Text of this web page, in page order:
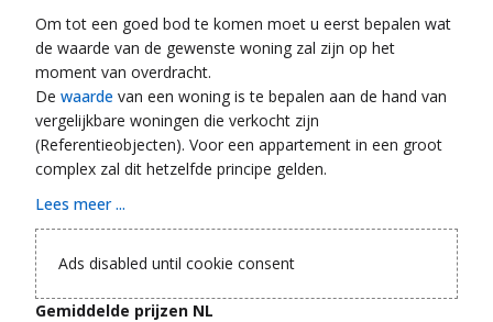
Om tot een goed bod te komen moet u eerst bepalen wat
de waarde van de gewenste woning zal zijn op het
moment van overdracht.
De waarde van een woning is te bepalen aan de hand van
vergelijkbare woningen die verkocht zijn
(Referentieobjecten). Voor een appartement in een groot
complex zal dit hetzelfde principe gelden.
Lees meer ...
Ads disabled until cookie consent
Gemiddelde prijzen NL